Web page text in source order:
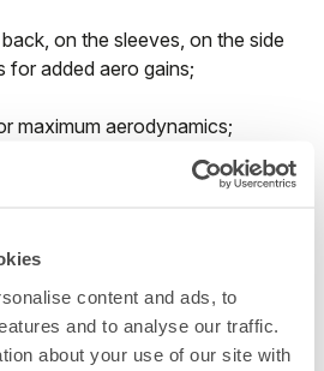
content and ads, to
and to analyse our traffic.
about your use of our site with
on the sleeves, on the side
for added aero gains;
maximum aerodynamics;
window to prevent number
leg endings with PU grip
10 pieces.